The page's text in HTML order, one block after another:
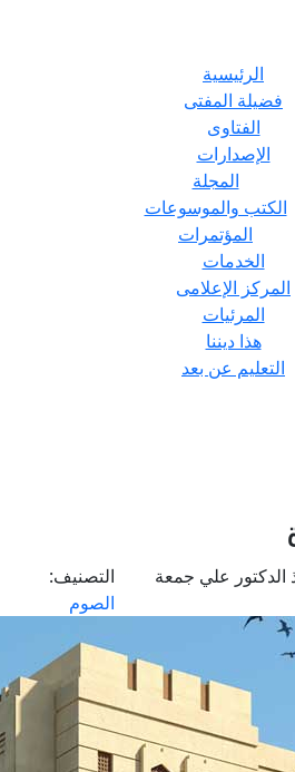
الرئيسية
فضيلة المفتى
الفتاوى
الإصدارات
المجلة
الكتب والموسوعات
المؤتمرات
الخدمات
المركز الإعلامى
المرئيات
هذا ديننا
التعليم عن بعد
الدكتور علي جمعة
التصنيف:
الصوم